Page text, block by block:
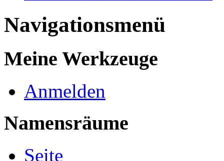
Navigationsmenü
Meine Werkzeuge
Anmelden
Namensräume
Seite